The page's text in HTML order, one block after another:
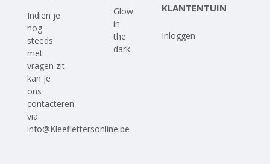
Indien je
nog
steeds
met
vragen zit
kan je
ons
contacteren
via
info@Kleeflettersonline.be
Glow
in
the
dark
KLANTENTUIN
Inloggen